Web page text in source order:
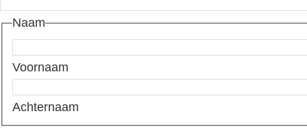
Naam
Voornaam
Achternaam